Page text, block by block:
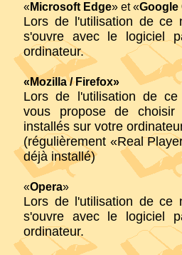
«Microsoft Edge» et «Google
Lors de l'utilisation de ce
s'ouvre avec le logiciel
ordinateur.
«Mozilla / Firefox»
Lors de l'utilisation de ce
vous propose de choisir
installés sur votre
(régulièrement «Real
déjà installé)
«Opera»
Lors de l'utilisation de ce
s'ouvre avec le logiciel
ordinateur.